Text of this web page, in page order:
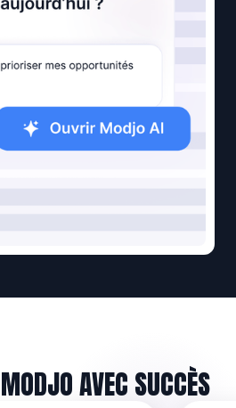
AVEC SUCCÈS